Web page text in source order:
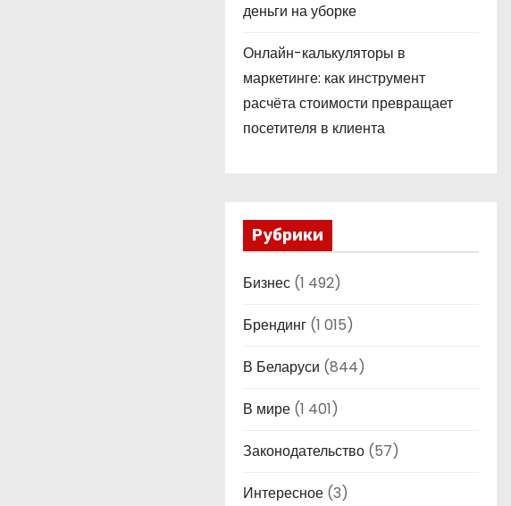
деньги на уборке
Онлайн-калькуляторы в
маркетинге: как инструмент
расчёта стоимости превращает
посетителя в клиента
Рубрики
Бизнес (1 492)
Брендинг (1 015)
В Беларуси (844)
В мире (1 401)
Законодательство (57)
Интересное (3)